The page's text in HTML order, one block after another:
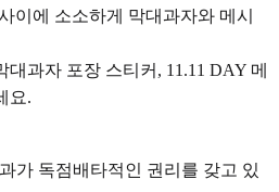
이에 소소하게 막대과자와 메시
과자 포장 스티커, 11.11 DAY 메
요.
가 독점배타적인 권리를 갖고 있